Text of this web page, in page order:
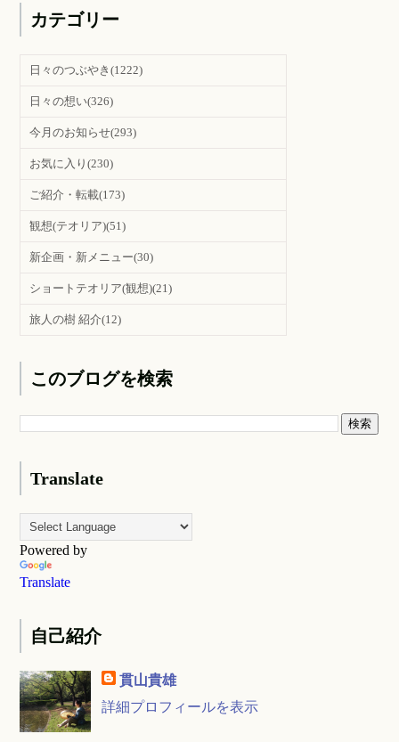
カテゴリー
日々のつぶやき(1222)
日々の想い(326)
今月のお知らせ(293)
お気に入り(230)
ご紹介・転載(173)
観想(テオリア)(51)
新企画・新メニュー(30)
ショートテオリア(観想)(21)
旅人の樹 紹介(12)
このブログを検索
Translate
Powered by
Translate
自己紹介
貫山貴雄
詳細プロフィールを表示